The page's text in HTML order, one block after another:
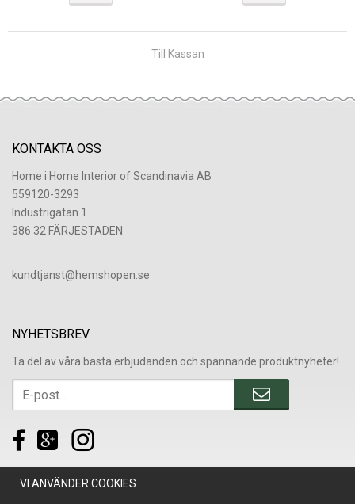
Till Kassan
KONTAKTA OSS
Home i Home Interior of Scandinavia AB
559120-3293
Industrigatan 1
386 32 FÄRJESTADEN
​kundtjanst@hemshopen.se
NYHETSBREV
Ta del av våra bästa erbjudanden och spännande produktnyheter!
VI ANVÄNDER COOKIES